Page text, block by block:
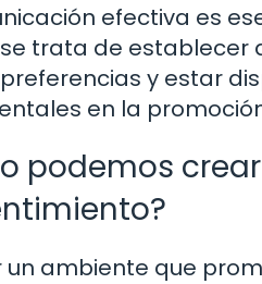
efectiva es
trata de establecer
y estar
en la
podemos
un ambiente que